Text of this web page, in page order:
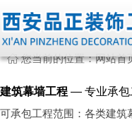
您当前的位置：网站首
建筑幕墙工程 — 专业承包
可承包工程范围： 各类建筑